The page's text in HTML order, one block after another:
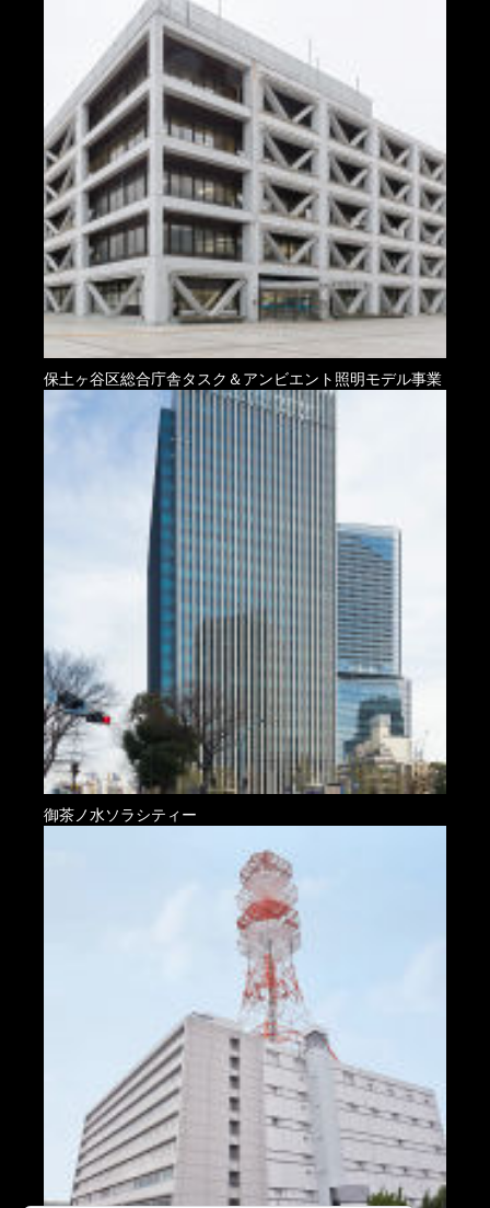
保土ヶ谷区総合庁舎タスク＆アンビエント照明モデル事業
御茶ノ水ソラシティー